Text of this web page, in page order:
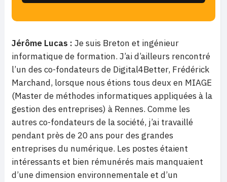
Jérôme Lucas : Je suis Breton et ingénieur
informatique de formation. J’ai d’ailleurs rencontré
l’un des co-fondateurs de Digital4Better, Frédérick
Marchand, lorsque nous étions tous deux en MIAGE
(Master de méthodes informatiques appliquées à la
gestion des entreprises) à Rennes. Comme les
autres co-fondateurs de la société, j’ai travaillé
pendant près de 20 ans pour des grandes
entreprises du numérique. Les postes étaient
intéressants et bien rémunérés mais manquaient
d’une dimension environnementale et d’un